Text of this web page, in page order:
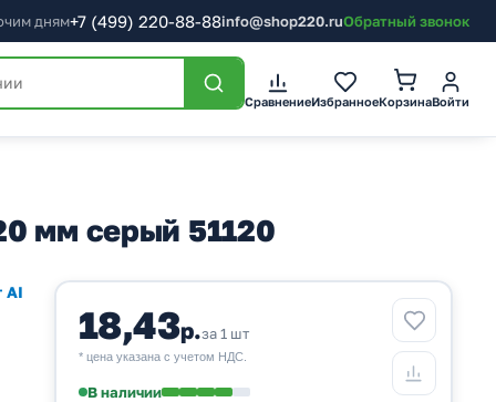
дням+7 (499) 220-88-88info@shop220.ruОбратный звонок
СравнениеИзбранноеКорзинаВойти
мм серый 51120
AI
18,43р.за 1 шт
* цена указана с учетом НДС.
В наличии